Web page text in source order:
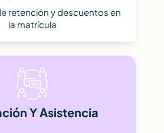
retención y descuentos en
la matrícula
Y Asistencia